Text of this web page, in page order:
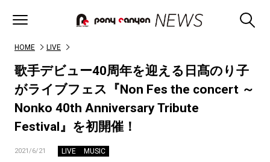
HOME LIVE
歌手デビュー40周年を迎える日髙のり子
がライブフェス『Non Fes the concert ～
Nonko 40th Anniversary Tribute
Festival』を初開催！
2021/6/21 LIVE MUSIC